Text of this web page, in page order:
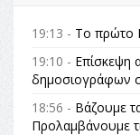
19:13 - Το πρώτο
19:10 - Επίσκεψη
δημοσιογράφων
18:56 - Βάζουμε
Προλαμβάνουμε